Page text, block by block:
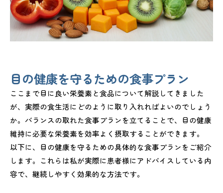
目の健康を守るための食事プラン
ここまで目に良い栄養素と食品について解説してきました
が、実際の食生活にどのように取り入れればよいのでしょう
か。バランスの取れた食事プランを立てることで、目の健康
維持に必要な栄養素を効率よく摂取することができます。
以下に、目の健康を守るための具体的な食事プランをご紹介
します。これらは私が実際に患者様にアドバイスしている内
容で、継続しやすく効果的な方法です。